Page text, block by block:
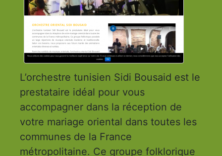
L’orchestre tunisien Sidi Bousaid est le
prestataire idéal pour vous
accompagner dans la réception de
votre mariage oriental dans toutes les
communes de la France
métropolitaine. Ce groupe folklorique